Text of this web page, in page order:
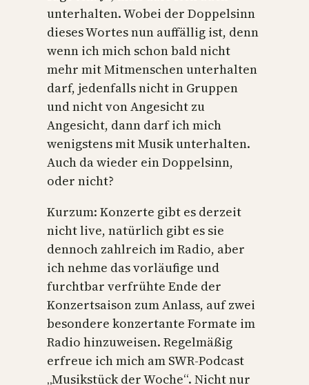
unterhalten. Wobei der Doppelsinn
dieses Wortes nun auffällig ist, denn
wenn ich mich schon bald nicht
mehr mit Mitmenschen unterhalten
darf, jedenfalls nicht in Gruppen
und nicht von Angesicht zu
Angesicht, dann darf ich mich
wenigstens mit Musik unterhalten.
Auch da wieder ein Doppelsinn,
oder nicht?
Kurzum: Konzerte gibt es derzeit
nicht live, natürlich gibt es sie
dennoch zahlreich im Radio, aber
ich nehme das vorläufige und
furchtbar verfrühte Ende der
Konzertsaison zum Anlass, auf zwei
besondere konzertante Formate im
Radio hinzuweisen. Regelmäßig
erfreue ich mich am SWR-Podcast
„Musikstück der Woche“. Nicht nur